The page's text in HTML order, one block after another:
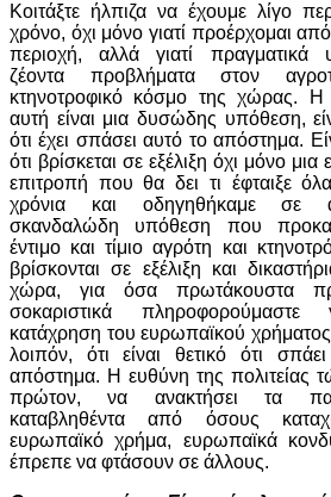
Κοιτάξτε ήλπιζα να έχουμε λίγο
χρόνο, όχι μόνο γιατί προέρχομαι
περιοχή, αλλά γιατί πραγματικά
ζέοντα προβλήματα στον
κτηνοτροφικό κόσμο της χώρας.
αυτή είναι μια δυσώδης υπόθεση,
ότι έχει σπάσει αυτό το απόστημα.
ότι βρίσκεται σε εξέλιξη όχι μόνο μια
επιτροπή που θα δει τι έφταιξε
χρόνια και οδηγηθήκαμε σε
σκανδαλώδη υπόθεση που
έντιμο και τίμιο αγρότη και
βρίσκονται σε εξέλιξη και
χώρα, για όσα πρωτάκουστα
σοκαριστικά
κατάχρηση του ευρωπαϊκού
λοιπόν, ότι είναι θετικό ότι
απόστημα. Η ευθύνη της πολιτείας
πρώτον, να ανακτήσει τα
καταβληθέντα από όσους
ευρωπαϊκό χρήμα, ευρωπαϊκά
έπρεπε να φτάσουν σε άλλους.